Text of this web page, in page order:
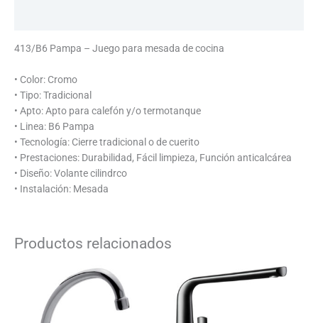
413/B6 Pampa – Juego para mesada de cocina
• Color: Cromo
• Tipo: Tradicional
• Apto: Apto para calefón y/o termotanque
• Linea: B6 Pampa
• Tecnología: Cierre tradicional o de cuerito
• Prestaciones: Durabilidad, Fácil limpieza, Función anticalcárea
• Diseño: Volante cilindrco
• Instalación: Mesada
Productos relacionados